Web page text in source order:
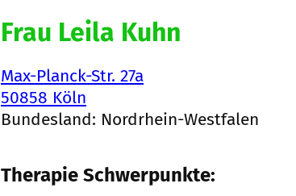
Frau Leila Kuhn
Max-Planck-Str. 27a
50858 Köln
Bundesland: Nordrhein-Westfalen
Therapie Schwerpunkte: